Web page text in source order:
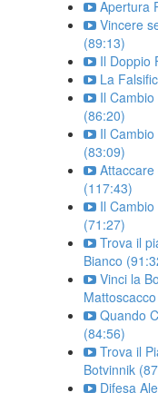
Apertura
Vincere
(89:13)
Il Doppio
La
Il
(86:20)
Il
(83:09)
(117:43)
Il
(71:27)
Trova il
Bianco
Vinci la
Quando
(84:56)
Trova il
Botvinnik
Difesa